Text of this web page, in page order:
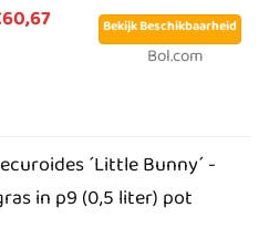
Bekijk Beschikbaarheid
Bol.com
´Little Bunny´ -
in p9 (0,5 liter) pot